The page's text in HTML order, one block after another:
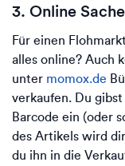
3. Online
Für einen
alles online? Auch
unter momox.de
verkaufen. Du
Barcode ein (oder
des Artikels wird
du ihn in die